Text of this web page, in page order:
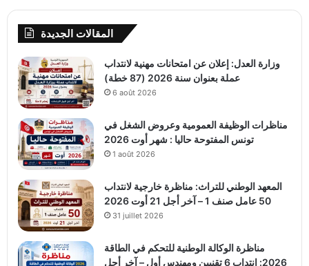
المقالات الجديدة
وزارة العدل: إعلان عن امتحانات مهنية لانتداب
عملة بعنوان سنة 2026 (87 خطة)
6 août 2026
مناظرات الوظيفة العمومية وعروض الشغل في
تونس المفتوحة حاليا : شهر أوت 2026
1 août 2026
المعهد الوطني للتراث: مناظرة خارجية لانتداب
50 عامل صنف 1 – آخر أجل 21 أوت 2026
31 juillet 2026
مناظرة الوكالة الوطنية للتحكم في الطاقة
2026: انتداب 6 تقنيين ومهندس أول – آخر أجل